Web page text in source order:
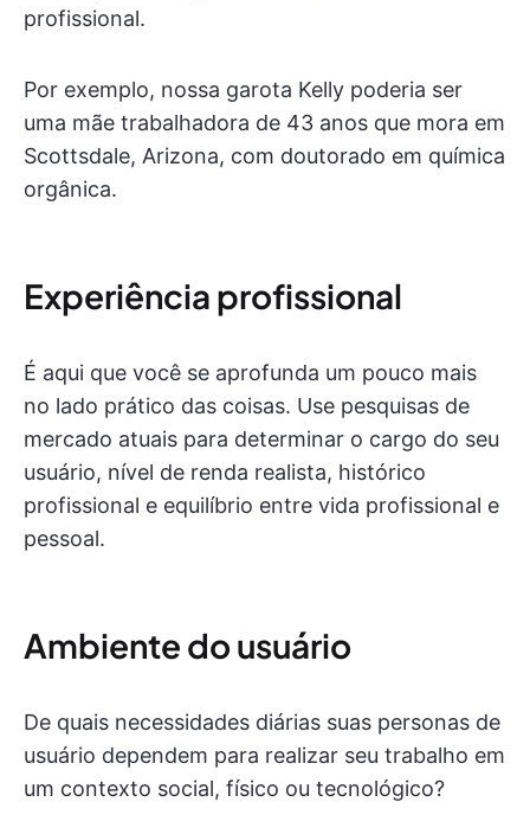
profissional.
Por exemplo, nossa garota Kelly poderia ser
uma mãe trabalhadora de 43 anos que mora em
Scottsdale, Arizona, com doutorado em química
orgânica.
Experiência profissional
É aqui que você se aprofunda um pouco mais
no lado prático das coisas. Use pesquisas de
mercado atuais para determinar o cargo do seu
usuário, nível de renda realista, histórico
profissional e equilíbrio entre vida profissional e
pessoal.
Ambiente do usuário
De quais necessidades diárias suas personas de
usuário dependem para realizar seu trabalho em
um contexto social, físico ou tecnológico?